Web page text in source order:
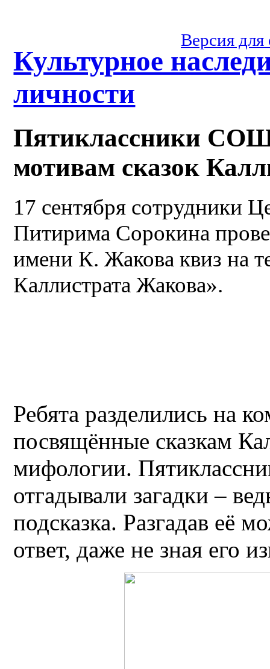
Версия
Культурное
личности
Пятиклассники
мотивам сказок
17 сентября сотрудники
Питирима Сорокина
имени К. Жакова квиз на
Каллистрата Жакова».
Ребята разделились на
посвящённые сказкам
мифологии.
отгадывали загадки –
подсказка. Разгадав её
ответ, даже не зная его